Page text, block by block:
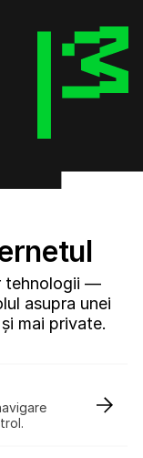
tehnologii —
asupra unei
mai private.